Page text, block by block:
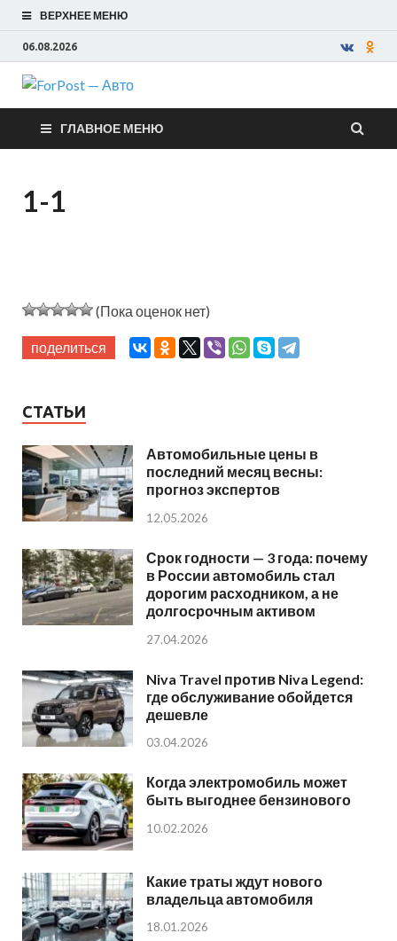
ВЕРХНЕЕ МЕНЮ
06.08.2026
ForPost —
Авто
ГЛАВНОЕ МЕНЮ
1-1
(Пока оценок нет)
поделиться
СТАТЬИ
Автомобильные цены в
последний месяц весны:
прогноз экспертов
12.05.2026
Срок годности — 3 года: почему
в России автомобиль стал
дорогим расходником, а не
долгосрочным активом
27.04.2026
Niva Travel против Niva Legend:
где обслуживание обойдется
дешевле
03.04.2026
Когда электромобиль может
быть выгоднее бензинового
10.02.2026
Какие траты ждут нового
владельца автомобиля
18.01.2026